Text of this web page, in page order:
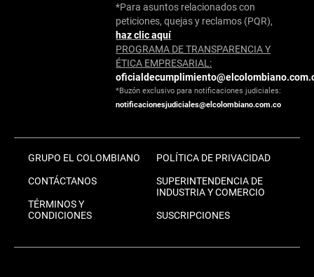
*Para asuntos relacionados con
peticiones, quejas y reclamos (PQR),
haz clic aquí
PROGRAMA DE TRANSPARENCIA Y
ÉTICA EMPRESARIAL:
*Buzón exclusivo para notificaciones judiciales:
notificacionesjudiciales@elcolombiano.com.co
GRUPO EL COLOMBIANO
CONTÁCTANOS
TÉRMINOS Y
CONDICIONES
POLÍTICA DE PRIVACIDAD
SUPERINTENDENCIA DE
INDUSTRIA Y COMERCIO
SUSCRIPCIONES